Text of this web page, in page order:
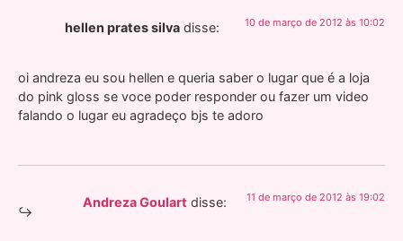
hellen prates silva disse: 10 de março de 2012 às 10:02
oi andreza eu sou hellen e queria saber o lugar que é a loja
do pink gloss se voce poder responder ou fazer um video
falando o lugar eu agradeço bjs te adoro
Andreza Goulart disse: 11 de março de 2012 às 19:02